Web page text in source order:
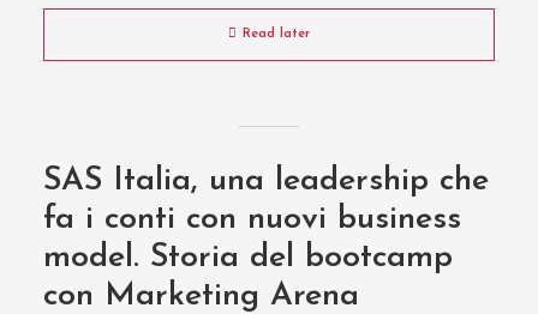
Read later
SAS Italia, una leadership che
fa i conti con nuovi business
model. Storia del bootcamp
con Marketing Arena